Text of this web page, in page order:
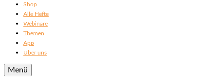
Shop
Alle Hefte
Webinare
Themen
App
Über uns
Menü